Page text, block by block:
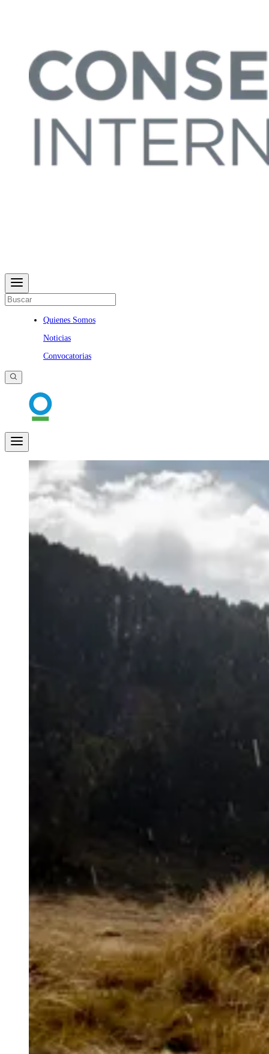
Quienes Somos
Noticias
Convocatorias